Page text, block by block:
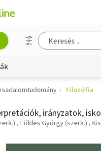
Filozófia
irányzatok,
Földes György (szerk.)